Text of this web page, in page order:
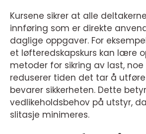
Kursene sikrer at alle
innføring som er direkte
daglige oppgaver. For
et løfteredskapskurs kan lære
metoder for sikring av last,
reduserer tiden det tar å
bevarer sikkerheten. Dette
vedlikeholdsbehov på utstyr,
slitasje minimeres.